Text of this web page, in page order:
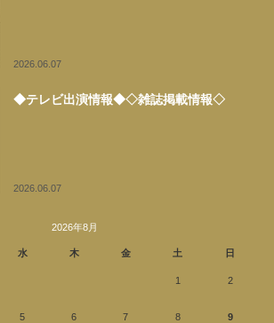
2026.06.07
◆テレビ出演情報◆◇雑誌掲載情報◇
2026.06.07
2026年8月
水 木 金 土 日
1 2
5 6 7 8 9